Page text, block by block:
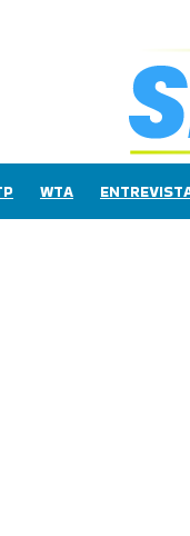
WTA